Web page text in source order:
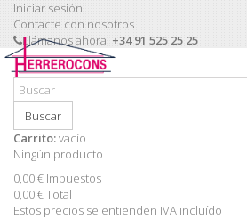
Iniciar sesión
Contacte con nosotros
Llámanos ahora: +34 91 525 25 25
Buscar
Carrito:vacío
Ningún producto
0,00 € Impuestos
0,00 €Total
Estos precios se entienden IVA incluído